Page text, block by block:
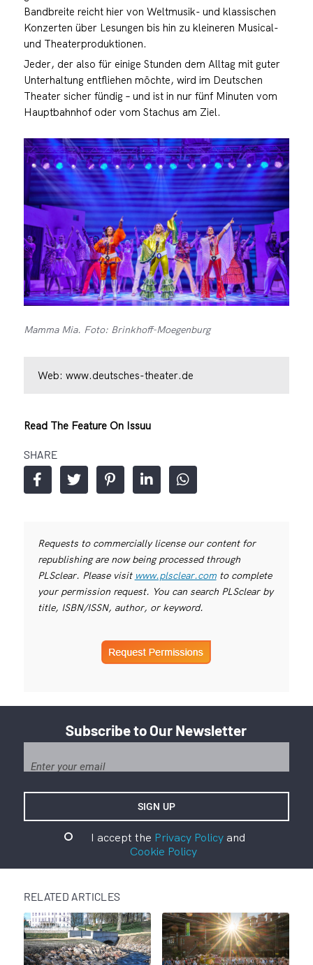
Bandbreite reicht hier von Weltmusik- und klassischen
Konzerten über Lesungen bis hin zu kleineren Musical-
und Theaterproduktionen.
Jeder, der also für einige Stunden dem Alltag mit guter
Unterhaltung entfliehen möchte, wird im Deutschen
Theater sicher fündig – und ist in nur fünf Minuten vom
Hauptbahnhof oder vom Stachus am Ziel.
Mamma Mia. Foto: Brinkhoff-Moegenburg
Web: www.deutsches-theater.de
Read The Feature On Issuu
SHARE
Requests to commercially license our content for
republishing are now being processed through
PLSclear. Please visit www.plsclear.comto complete
your permission request. You can search PLSclear by
title, ISBN/ISSN, author, or keyword.
Subscribe to Our Newsletter
I accept the Privacy Policyand
Cookie Policy
RELATED ARTICLES